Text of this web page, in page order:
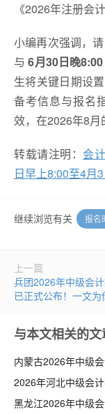
《2026年注册会
小编再次强调，
与6月30日晚8:00
生将关键日期设
备考信息与报名
效，在2026年8月
转载请注明： 会
日早上8:00至4月
继续浏览有关 报名
上一篇
兵团2026年中级会
已正式公布！一文为
与本文相关的文